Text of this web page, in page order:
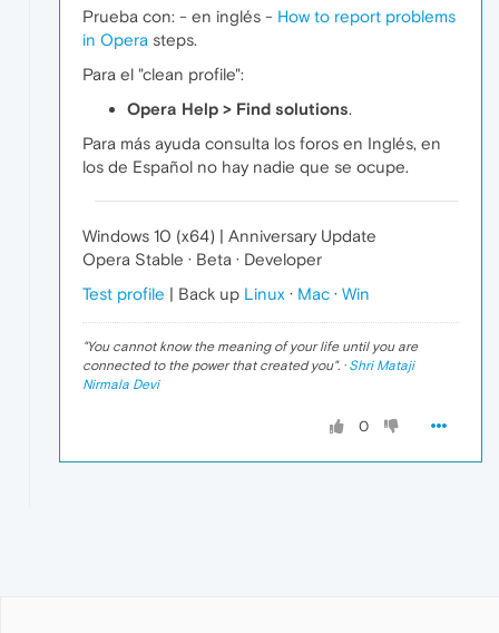
Prueba con: - en inglés - How to report problems
in Opera steps.
Para el "clean profile":
Opera Help > Find solutions.
Para más ayuda consulta los foros en Inglés, en
los de Español no hay nadie que se ocupe.
Windows 10 (x64) | Anniversary Update
Opera Stable · Beta · Developer
Test profile | Back up Linux · Mac · Win
"You cannot know the meaning of your life until you are
connected to the power that created you". · Shri Mataji
Nirmala Devi
0